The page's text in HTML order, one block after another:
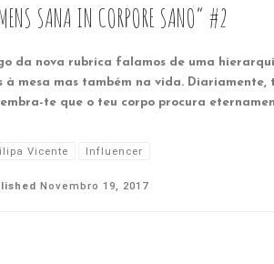
SANA IN CORPORE SANO” #2
da nova rubrica falamos de uma
à mesa mas também na vida.
te que o teu corpo procura
Vicente Influencer
Novembro 19, 2017